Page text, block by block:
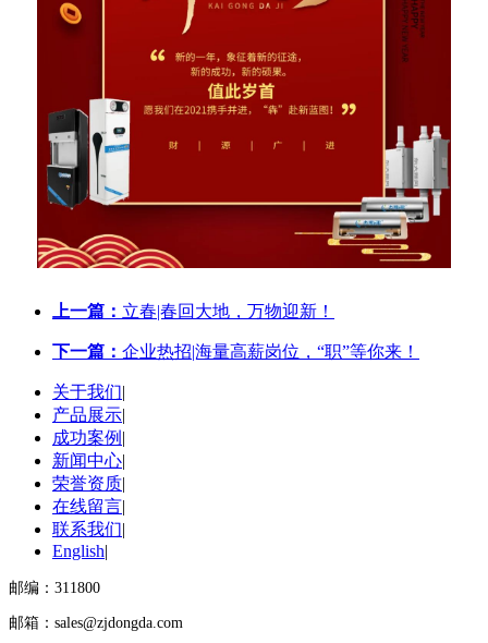
上一篇： 立春|春回大地，万物迎新！
下一篇： 企业热招|海量高薪岗位，“职”等你来！
关于我们|
产品展示|
成功案例 |
新闻中心|
荣誉资质|
在线留言|
联系我们|
English|
邮编：311800
邮箱：sales@zjdongda.com